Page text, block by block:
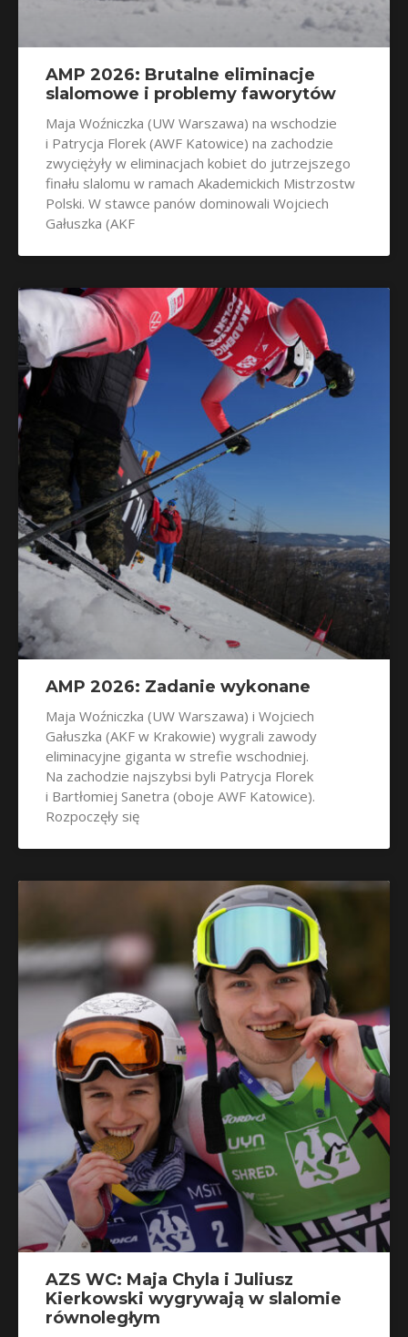
AMP 2026: Brutalne eliminacje
slalomowe i problemy faworytów
Maja Woźniczka (UW Warszawa) na wschodzie
i Patrycja Florek (AWF Katowice) na zachodzie
zwyciężyły w eliminacjach kobiet do jutrzejszego
finału slalomu w ramach Akademickich Mistrzostw
Polski. W stawce panów dominowali Wojciech
Gałuszka (AKF
AMP 2026: Zadanie wykonane
Maja Woźniczka (UW Warszawa) i Wojciech
Gałuszka (AKF w Krakowie) wygrali zawody
eliminacyjne giganta w strefie wschodniej.
Na zachodzie najszybsi byli Patrycja Florek
i Bartłomiej Sanetra (oboje AWF Katowice).
Rozpoczęły się
AZS WC: Maja Chyla i Juliusz
Kierkowski wygrywają w slalomie
równoległym